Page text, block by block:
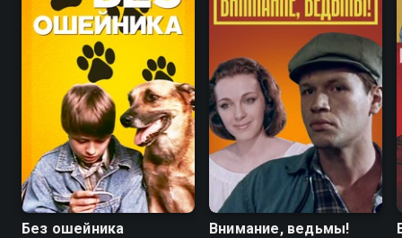
6.7 4.6
Без ошейника
5.6
Внимание, ведьмы!